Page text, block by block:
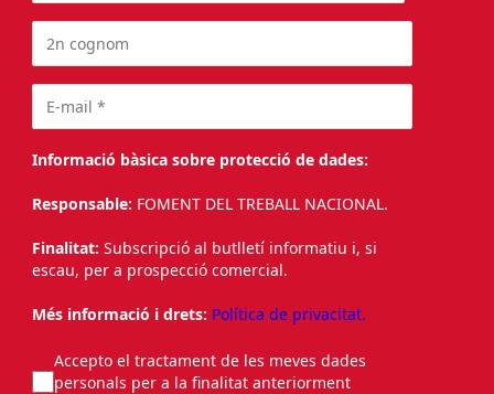
Informació bàsica sobre protecció de dades:
Responsable: FOMENT DEL TREBALL NACIONAL.
Finalitat: Subscripció al butlletí informatiu i, si
escau, per a prospecció comercial.
Més informació i drets: Política de privacitat.
Accepto el tractament de les meves dades
personals per a la finalitat anteriorment